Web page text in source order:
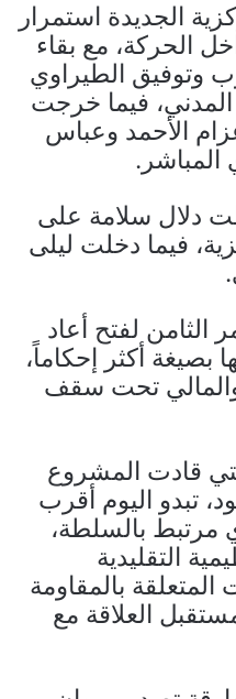
الجديدة استمرار
الحركة، مع بقاء
وتوفيق الطيراوي
فيما خرجت
الأحمد وعباس
المباشر.
دلال سلامة على
فيما دخلت ليلى
الثامن لفتح أعاد
بصيغة أكثر إحكاماً،
والمالي تحت سقف
قادت المشروع
تبدو اليوم أقرب
مرتبط بالسلطة،
التقليدية
بالمقاومة
العلاقة مع